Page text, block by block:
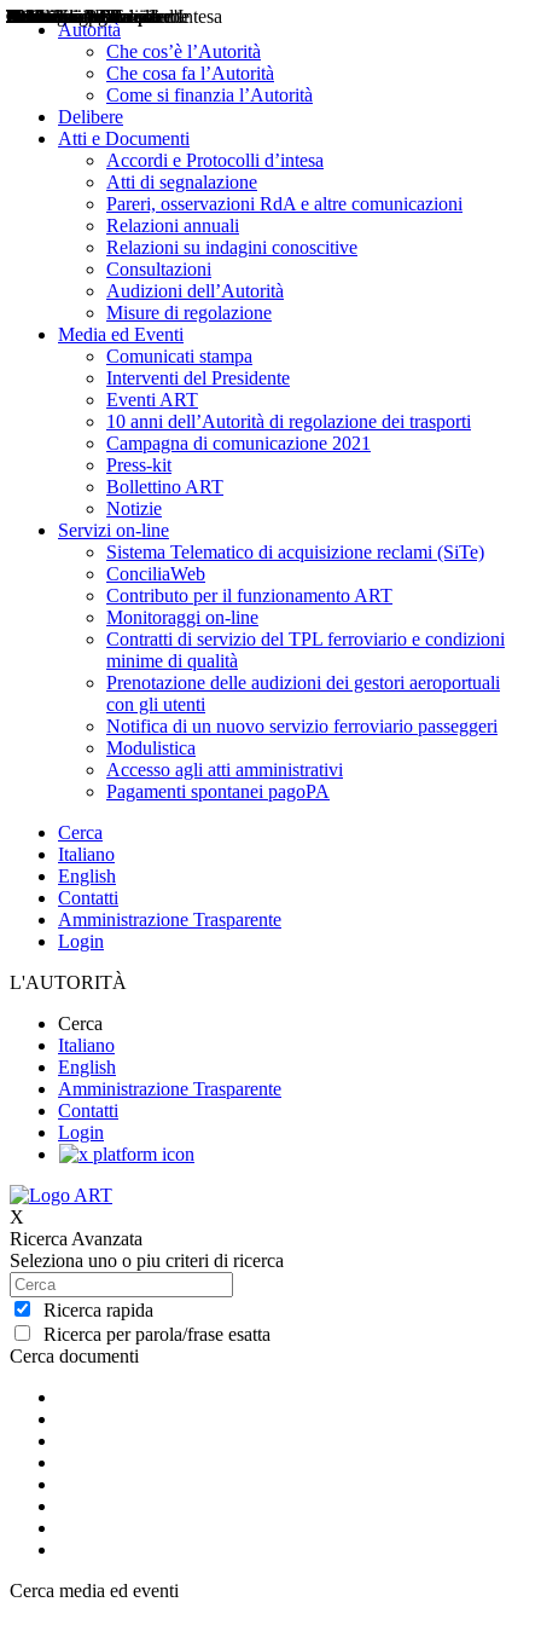
Autorità
Che cos’è l’Autorità
Che cosa fa l’Autorità
Come si finanzia l’Autorità
Delibere
Atti e Documenti
Accordi e Protocolli d’intesa
Atti di segnalazione
Pareri, osservazioni RdA e altre comunicazioni
Relazioni annuali
Relazioni su indagini conoscitive
Consultazioni
Audizioni dell’Autorità
Misure di regolazione
Media ed Eventi
Comunicati stampa
Interventi del Presidente
Eventi ART
10 anni dell’Autorità di regolazione dei trasporti
Campagna di comunicazione 2021
Press-kit
Bollettino ART
Notizie
Servizi on-line
Sistema Telematico di acquisizione reclami (SiTe)
ConciliaWeb
Contributo per il funzionamento ART
Monitoraggi on-line
Contratti di servizio del TPL ferroviario e condizioni
minime di qualità
Prenotazione delle audizioni dei gestori aeroportuali
con gli utenti
Notifica di un nuovo servizio ferroviario passeggeri
Modulistica
Accesso agli atti amministrativi
Pagamenti spontanei pagoPA
Cerca
Italiano
English
Contatti
Amministrazione Trasparente
Login
L'AUTORITÀ
Cerca
Italiano
English
Amministrazione Trasparente
Contatti
Login
X
Ricerca Avanzata
Seleziona uno o piu criteri di ricerca
Ricerca rapida
Ricerca per parola/frase esatta
Cerca documenti
Delibere
Pareri
Consultazioni
Audizioni
Atti di Segnalazione
Accordi e Protocolli d'Intesa
Relazioni annuali
Misure di regolazione
Cerca media ed eventi
Notizie
Comunicati Stampa
Bollettini ART
Convegni ART
Interviste del Presidente
Articoli in primo piano
Interventi del Presidente
2004
2005
2010
2013
2014
2015
2016
2017
2018
2019
202
2020
2021
2022
2023
2024
2025
2026
Aereo
Marittimo
Terrestre